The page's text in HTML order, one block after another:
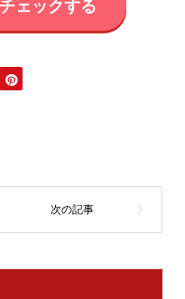
ェックする